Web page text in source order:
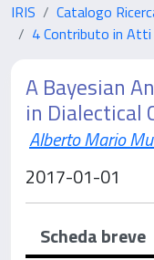
IRIS
Catalogo
4 Contributo in Atti
A Bayesian
in Dialectical
Alberto Mario
2017-01-01
Scheda breve